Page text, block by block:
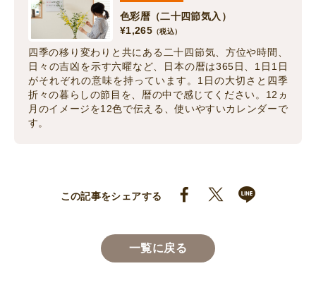
色彩暦（二十四節気入）
¥1,265 （税込）
四季の移り変わりと共にある二十四節気、方位や時間、
日々の吉凶を示す六曜など、日本の暦は365日、1日1日
がそれぞれの意味を持っています。1日の大切さと四季
折々の暮らしの節目を、暦の中で感じてください。12ヵ
月のイメージを12色で伝える、使いやすいカレンダーで
す。
この記事をシェアする
一覧に戻る